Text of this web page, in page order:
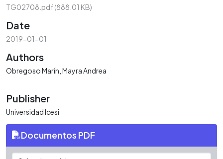
TG02708.pdf(888.01 KB)
Date
2019-01-01
Authors
Obregoso Marín, Mayra Andrea
Publisher
Universidad Icesi
Documentos PDF